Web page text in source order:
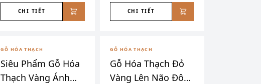
CHI TIẾT CHI TIẾT
GỖ HÓA THẠCH
Siêu Phẩm Gỗ Hóa
Thạch Vàng Ánh
GỖ HÓA THẠCH
Gỗ Hóa Thạch Đỏ
Vàng Lên Não Đôn